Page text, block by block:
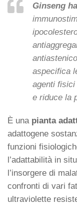
Ginseng
aspecifica
agenti fisici
e riduce la
È una pianta
adattogene
funzioni
l’adattabilità in
l’insorgere di
confronti di vari
ultraviolette